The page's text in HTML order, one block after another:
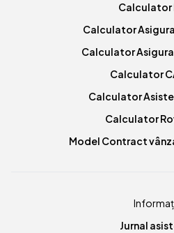
Calculator
Calculator
Calculator
Calculator
Calculator
Calculator
Model Contract
Jurnal